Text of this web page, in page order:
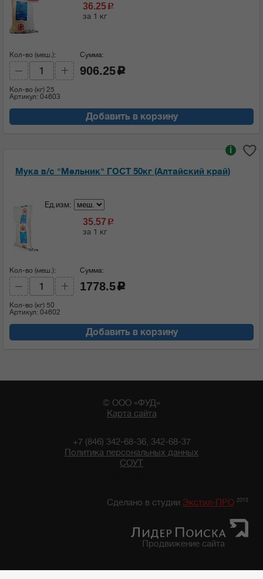
36.25c
за 1 кг
Кол-во (меш.):
Кол-во (кг) 25
Артикул: 04603
Сумма:
906.25 c
Добавить в корзину
Мука в/с "Мельник" ГОСТ 50кг (Алтайский край)
i
Ед.изм:
35.57 c
за 1 кг
Кол-во (меш.):
Кол-во (кг) 50
Артикул: 04602
Сумма:
1778.5 c
Добавить в корзину
© ООО «ФУД»
Карта сайта
+7 (846) 342-68-36, 342-68-37
Политика персональных данных
СОУТ
Сделано в студии Экстил-ПРО 2015
Продвижение сайта